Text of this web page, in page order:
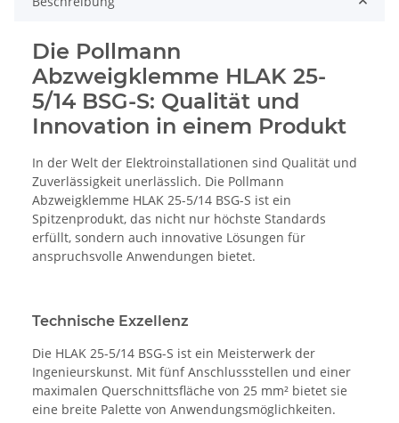
Die Pollmann
Abzweigklemme HLAK 25-
5/14 BSG-S: Qualität und
Innovation in einem Produkt
In der Welt der Elektroinstallationen sind Qualität und
Zuverlässigkeit unerlässlich. Die Pollmann
Abzweigklemme HLAK 25-5/14 BSG-S ist ein
Spitzenprodukt, das nicht nur höchste Standards
erfüllt, sondern auch innovative Lösungen für
anspruchsvolle Anwendungen bietet.
Technische Exzellenz
Die HLAK 25-5/14 BSG-S ist ein Meisterwerk der
Ingenieurskunst. Mit fünf Anschlussstellen und einer
maximalen Querschnittsfläche von 25 mm² bietet sie
eine breite Palette von Anwendungsmöglichkeiten.